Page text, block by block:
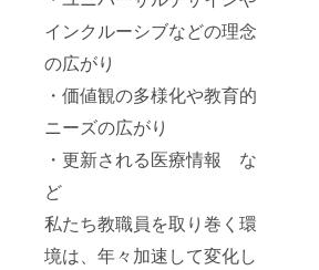
インクルーシブなどの理念
の広がり
・価値観の多様化や教育的
ニーズの広がり
・更新される医療情報 な
ど
私たち教職員を取り巻く環
境は、年々加速して変化し